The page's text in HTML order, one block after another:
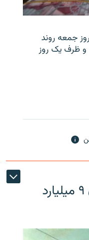
جمعه روند
و ظرف یک روز
بانک مرکزی ایران گم شدن ۹ میلیارد